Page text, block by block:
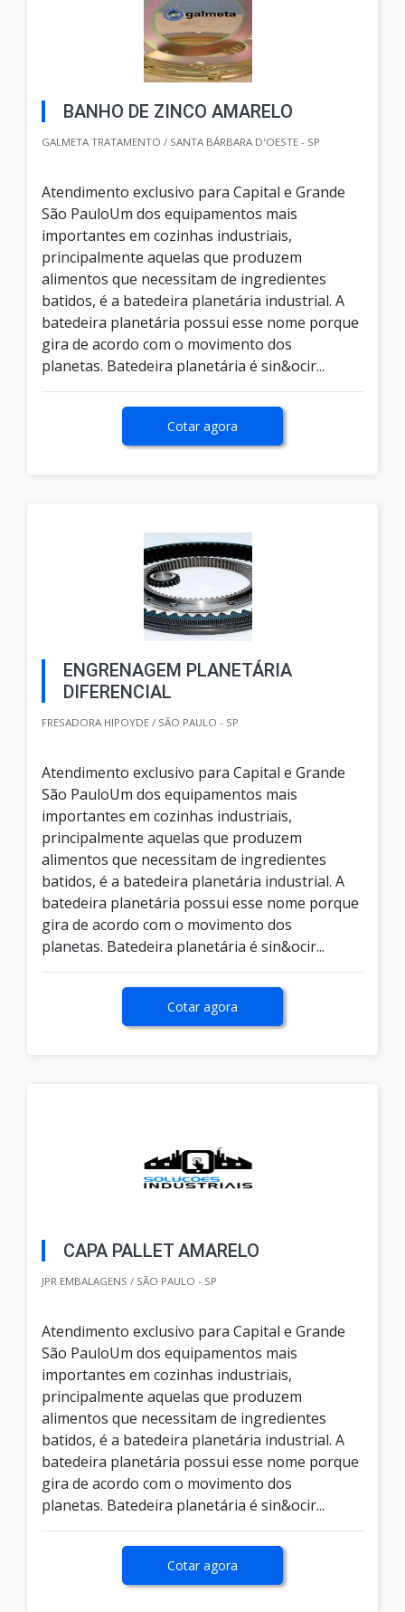
BANHO DE ZINCO AMARELO
GALMETA TRATAMENTO / SANTA BÁRBARA D'OESTE - SP
Atendimento exclusivo para Capital e Grande
São PauloUm dos equipamentos mais
importantes em cozinhas industriais,
principalmente aquelas que produzem
alimentos que necessitam de ingredientes
batidos, é a batedeira planetária industrial. A
batedeira planetária possui esse nome porque
gira de acordo com o movimento dos
planetas. Batedeira planetária é sin&ocir...
Cotar agora
ENGRENAGEM PLANETÁRIA
DIFERENCIAL
FRESADORA HIPOYDE / SÃO PAULO - SP
Atendimento exclusivo para Capital e Grande
São PauloUm dos equipamentos mais
importantes em cozinhas industriais,
principalmente aquelas que produzem
alimentos que necessitam de ingredientes
batidos, é a batedeira planetária industrial. A
batedeira planetária possui esse nome porque
gira de acordo com o movimento dos
planetas. Batedeira planetária é sin&ocir...
Cotar agora
CAPA PALLET AMARELO
JPR EMBALAGENS / SÃO PAULO - SP
Atendimento exclusivo para Capital e Grande
São PauloUm dos equipamentos mais
importantes em cozinhas industriais,
principalmente aquelas que produzem
alimentos que necessitam de ingredientes
batidos, é a batedeira planetária industrial. A
batedeira planetária possui esse nome porque
gira de acordo com o movimento dos
planetas. Batedeira planetária é sin&ocir...
Cotar agora